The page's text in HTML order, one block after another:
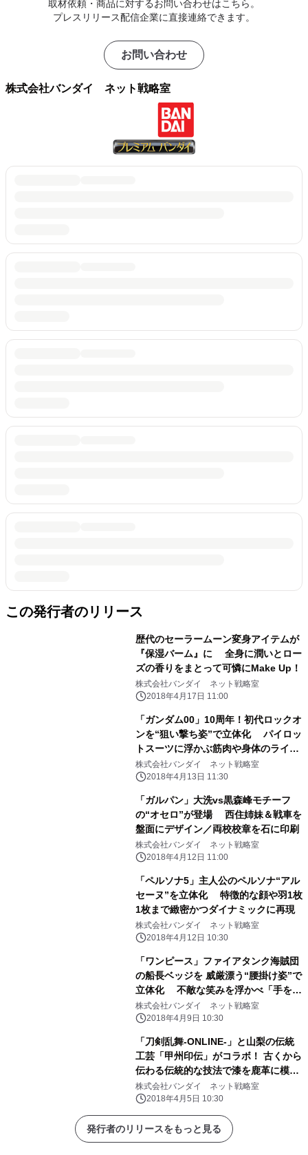
取材依頼・商品に対するお問い合わせはこちら。
プレスリリース配信企業に直接連絡できます。
お問い合わせ
株式会社バンダイ ネット戦略室
この発行者のリリース
歴代のセーラームーン変身アイテムが
『保湿バーム』に 全身に潤いとロー
ズの香りをまとって可憐にMake Up！
株式会社バンダイ ネット戦略室
2018年4月17日 11:00
「ガンダム00」10周年！初代ロックオ
ンを“狙い撃ち姿”で立体化 パイロッ
トスーツに浮かぶ筋肉や身体のライン
まで再現
株式会社バンダイ ネット戦略室
2018年4月13日 11:30
「ガルパン」大洗vs黒森峰モチーフ
の“オセロ”が登場 西住姉妹＆戦車を
盤面にデザイン／両校校章を石に印刷
株式会社バンダイ ネット戦略室
2018年4月12日 11:00
「ペルソナ5」主人公のペルソナ“アル
セーヌ”を立体化 特徴的な顔や羽1枚
1枚まで緻密かつダイナミックに再現
株式会社バンダイ ネット戦略室
2018年4月12日 10:30
「ワンピース」ファイアタンク海賊団
の船長ベッジを 威厳漂う“腰掛け姿”で
立体化 不敵な笑みを浮かべ「手を組
む・銃を構える」2ポーズを再現
株式会社バンダイ ネット戦略室
2018年4月9日 10:30
「刀剣乱舞-ONLINE-」と山梨の伝統
工芸「甲州印伝」がコラボ！ 古くから
伝わる伝統的な技法で漆を鹿革に模様
付けした商品！
株式会社バンダイ ネット戦略室
2018年4月5日 10:30
発行者のリリースをもっと見る